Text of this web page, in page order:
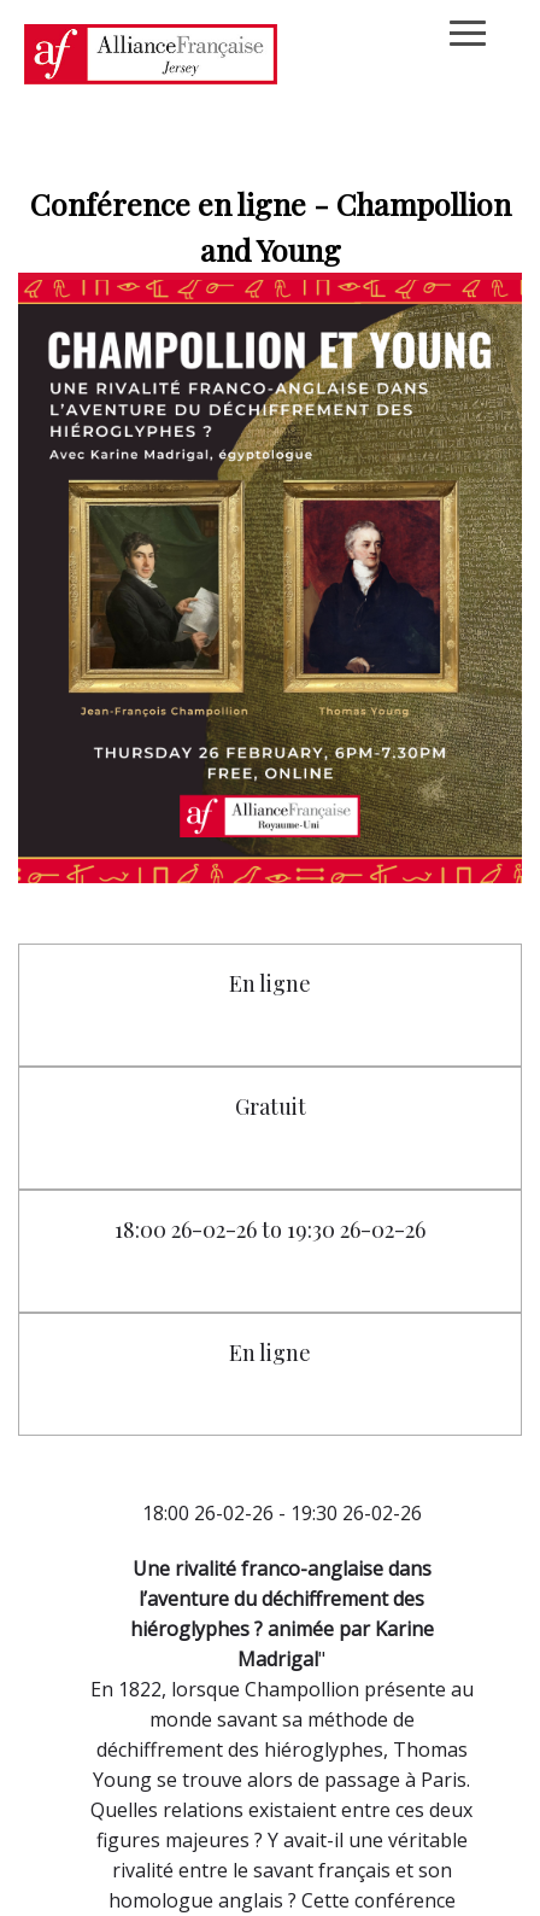
Conférence en ligne - Champollion
and Young
En ligne
Gratuit
18:00 26-02-26 to 19:30 26-02-26
En ligne
18:00 26-02-26 - 19:30 26-02-26
Une rivalité franco-anglaise dans
l’aventure du déchiffrement des
hiéroglyphes ? animée par Karine
Madrigal"
En 1822, lorsque Champollion présente au
monde savant sa méthode de
déchiffrement des hiéroglyphes, Thomas
Young se trouve alors de passage à Paris.
Quelles relations existaient entre ces deux
figures majeures ? Y avait-il une véritable
rivalité entre le savant français et son
homologue anglais ? Cette conférence